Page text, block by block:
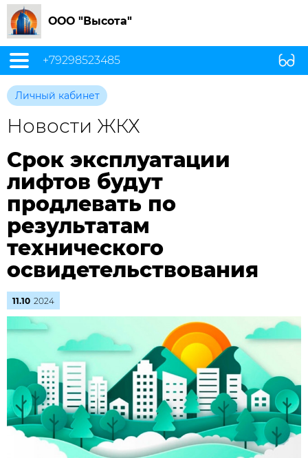
ООО "Высота"
+79298523485
Личный кабинет
Новости ЖКХ
Срок эксплуатации
лифтов будут
продлевать по
результатам
технического
освидетельствования
11.10 2024